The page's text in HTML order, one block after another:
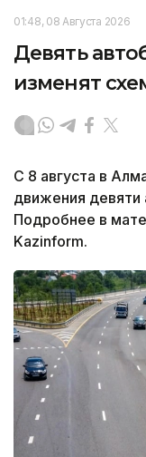
01:48, 08 Августа 2026
Девять
изменят
С 8 августа в
движения
Подробнее в
Kazinform.